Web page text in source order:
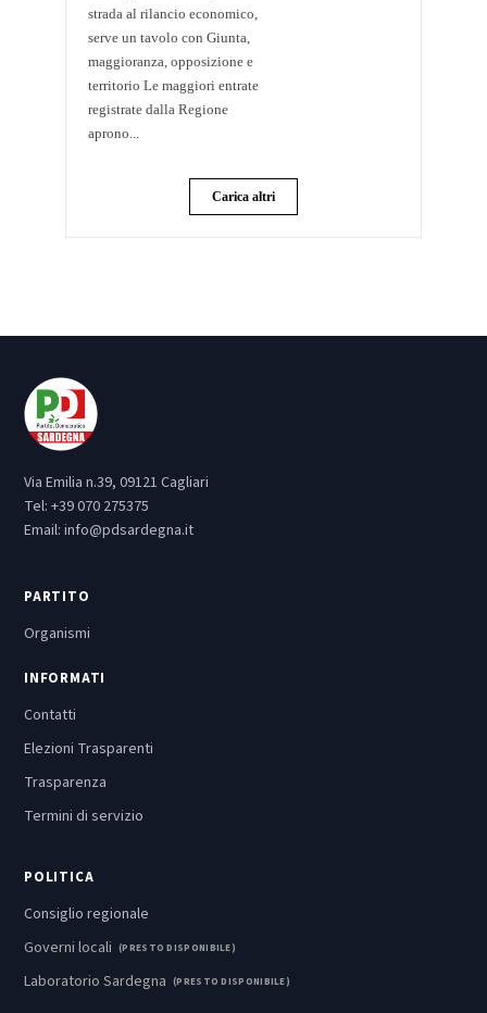
strada al rilancio economico,
serve un tavolo con Giunta,
maggioranza, opposizione e
territorio Le maggiori entrate
registrate dalla Regione
aprono...
Carica altri
Via Emilia n.39, 09121 Cagliari
Tel: +39 070 275375
Email: info@pdsardegna.it
PARTITO
Organismi
INFORMATI
Contatti
Elezioni Trasparenti
Trasparenza
Termini di servizio
POLITICA
Consiglio regionale
Governi locali (PRESTO DISPONIBILE)
Laboratorio Sardegna (PRESTO DISPONIBILE)